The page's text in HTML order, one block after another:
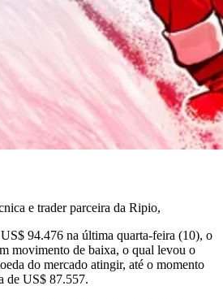
e trader parceira da Ripio,
94.476 na última quarta-feira (10), o
movimento de baixa, o qual levou o
do mercado atingir, até o momento
de US$ 87.557.